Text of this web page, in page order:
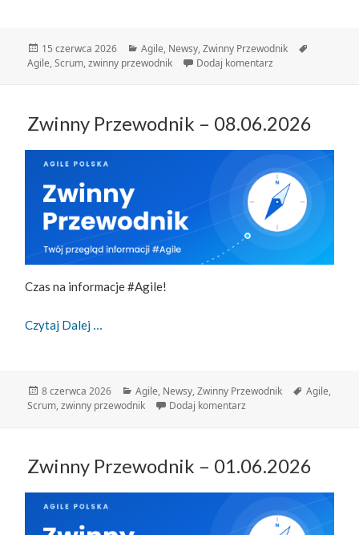
Data
publikacji
15 czerwca 2026 Kategorie
Agile, Newsy,Zwinny Przewodnik
Agile,Scrum,zwinny przewodnik Dodaj komentarz
Zwinny Przewodnik – 08.06.2026
Czas na informacje #Agile!
Czytaj Dalej
Data
publikacji
8 czerwca 2026 Kategorie
Agile, Newsy,Zwinny Przewodnik Tagi
Agile,
Scrum,zwinny przewodnik Dodaj komentarz
Zwinny Przewodnik – 01.06.2026